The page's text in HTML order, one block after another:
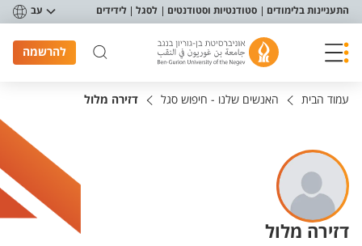
תפריט נגישות
התעניינות בלימודים סטודנטיות וסטודנטים לסגל לידידים עב
להרשמה
עמוד הבית האנשים שלנו - חיפוש סגל דזירה מלול
דזירה מלול